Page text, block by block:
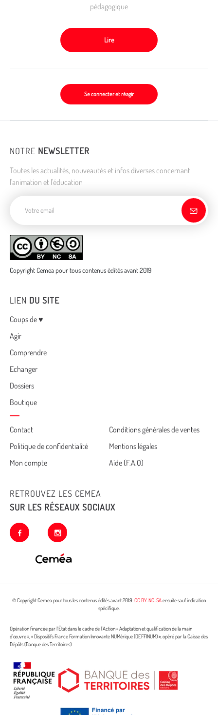
pédagogique
Lire
Se connecter et réagir
NOTRE NEWSLETTER
Toutes les actualités, nouveautés et infos diverses concernant
l'animation et l'éducation
Copyright Cemea pour tous contenus édités avant 2019
LIEN DU SITE
Menu
Coups de ♥
Agir
Comprendre
Echanger
Dossiers
Boutique
Cemea
footer
Contact
Conditions générales de ventes
Politique de confidentialité
Mentions légales
Mon compte
Aide (F.A.Q)
RETROUVEZ LES CEMEA
SUR LES RÉSEAUX SOCIAUX
facebook instagram
© Copyright Cemea pour tous les contenus édités avant 2019.CC BY-NC-SAensuite sauf indication
spécifique.
Opération financée par l’État dans le cadre de l’Action « Adaptation et qualification de la main
d’œuvre », « Dispositifs France Formation Innovante NUMérique (DEFFINUM) », opéré par la Caisse des
Dépôts (Banque des Territoires)